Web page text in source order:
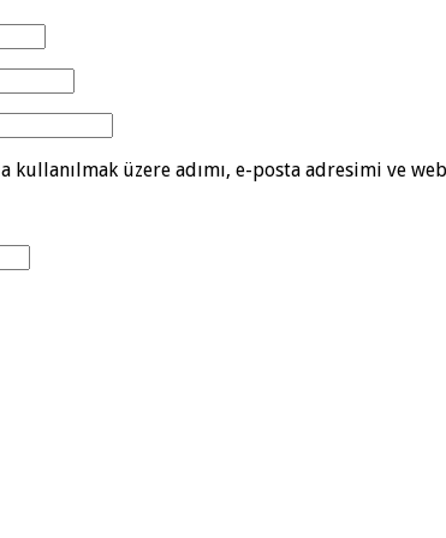
kullanılmak üzere adımı, e-posta adresimi ve